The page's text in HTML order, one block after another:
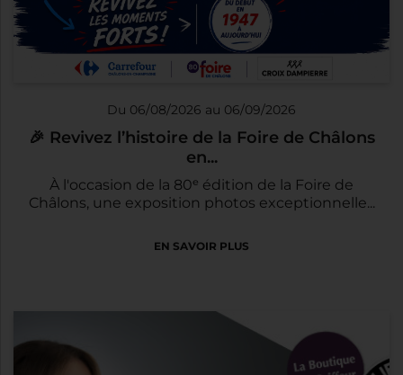
Du 06/08/2026 au 06/09/2026
🎉 Revivez l’histoire de la Foire de Châlons
en...
À l'occasion de la 80ᵉ édition de la Foire de
Châlons, une exposition photos exceptionnelle...
EN SAVOIR PLUS